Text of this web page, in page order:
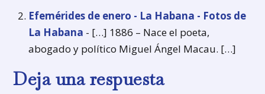
Efemérides de enero - La Habana - Fotos de
La Habana - […] 1886 – Nace el poeta,
abogado y político Miguel Ángel Macau. […]
Deja una respuesta